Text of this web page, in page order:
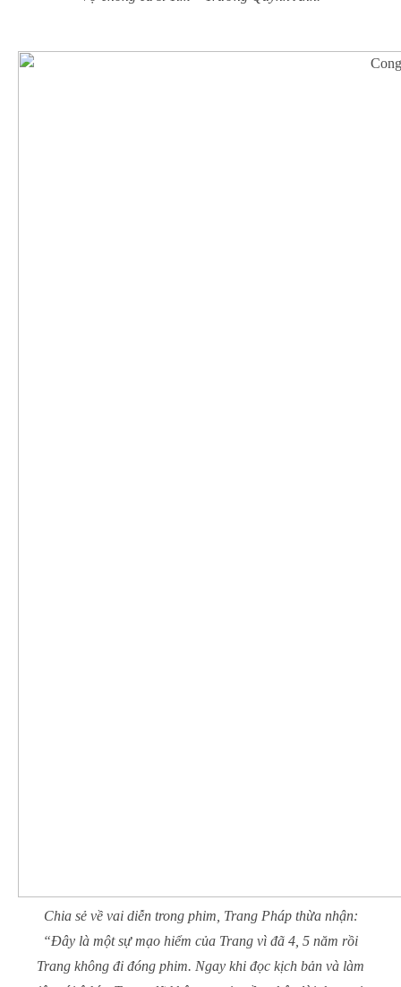
Chia sẻ về vai diễn trong phim, Trang Pháp thừa nhận:
“Đây là một sự mạo hiểm của Trang vì đã 4, 5 năm rồi
Trang không đi đóng phim. Ngay khi đọc kịch bản và làm